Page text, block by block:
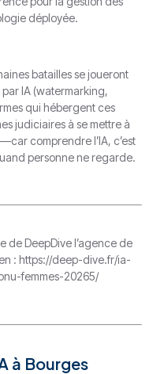
déployée.
batailles se joueront
IA (watermarking,
qui hébergent ces
judiciaires à se mettre à
comprendre l’IA, c’est
personne ne regarde.
de DeepDive l’agence de
: https://deep-dive.fr/ia-
femmes-20265/
à Bourges